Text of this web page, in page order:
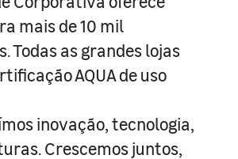
mais de 10 mil
Todas as grandes lojas
AQUA de uso
inovação, tecnologia,
Crescemos juntos,